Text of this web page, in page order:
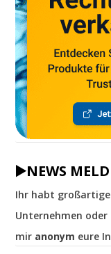
▶️NEWS
Ihr habt
Unternehmen
mir anonym eure